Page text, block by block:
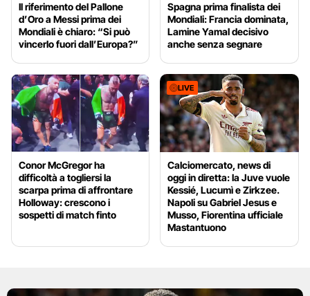
Il riferimento del Pallone
d’Oro a Messi prima dei
Mondiali è chiaro: “Si può
vincerlo fuori dall’Europa?”
Spagna prima finalista dei
Mondiali: Francia dominata,
Lamine Yamal decisivo
anche senza segnare
Conor McGregor ha
difficoltà a togliersi la
scarpa prima di affrontare
Holloway: crescono i
sospetti di match finto
LIVE
Calciomercato, news di
oggi in diretta: la Juve vuole
Kessié, Lucumì e Zirkzee.
Napoli su Gabriel Jesus e
Musso, Fiorentina ufficiale
Mastantuono